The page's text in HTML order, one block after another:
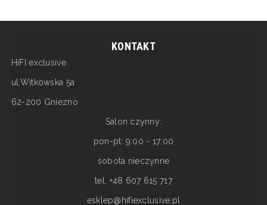
KONTAKT
HiFI exclusive
ul.Witkowska 5a
62-200 Gniezno
Salon czynny:
pon-pt: 9:00 - 17:00
sobota nieczynne
tel. +48 607 615 717
esklep@hifiexclusive.pl